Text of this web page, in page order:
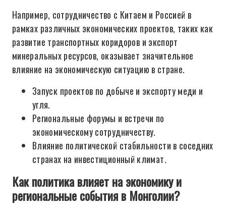
Например, сотрудничество с Китаем и Россией в
рамках различных экономических проектов, таких как
развитие транспортных коридоров и экспорт
минеральных ресурсов, оказывает значительное
влияние на экономическую ситуацию в стране.
Запуск проектов по добыче и экспорту меди и
угля.
Региональные форумы и встречи по
экономическому сотрудничеству.
Влияние политической стабильности в соседних
странах на инвестиционный климат.
Как политика влияет на экономику и
региональные события в Монголии?